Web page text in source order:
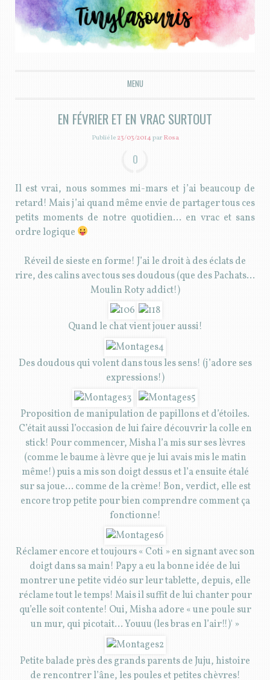
Tiny la souris
MENU
ALLER AU CONTENU PRINCIPAL
EN FÉVRIER ET EN VRAC SURTOUT
Publié le23/03/2014parRosa
0
Il est vrai, nous sommes mi-mars et j’ai beaucoup de
retard! Mais j’ai quand même envie de partager tous ces
petits moments de notre quotidien… en vrac et sans
ordre logique
Réveil de sieste en forme! J’ai le droit à des éclats de
rire, des calins avec tous ses doudous (que des Pachats…
Moulin Roty addict!)
Quand le chat vient jouer aussi!
Des doudous qui volent dans tous les sens! (j’adore ses
expressions!)
Proposition de manipulation de papillons et d’étoiles.
C’était aussi l’occasion de lui faire découvrir la colle en
stick! Pour commencer, Misha l’a mis sur ses lèvres
(comme le baume à lèvre que je lui avais mis le matin
même!) puis a mis son doigt dessus et l’a ensuite étalé
sur sa joue… comme de la crème! Bon, verdict, elle est
encore trop petite pour bien comprendre comment ça
fonctionne!
Réclamer encore et toujours « Coti » en signant avec son
doigt dans sa main! Papy a eu la bonne idée de lui
montrer une petite vidéo sur leur tablette, depuis, elle
réclame tout le temps! Mais il suffit de lui chanter pour
qu’elle soit contente! Oui, Misha adore « une poule sur
un mur, qui picotait… Youuu (les bras en l’air!!)' »
Petite balade près des grands parents de Juju, histoire
de rencontrer l’âne, les poules et petites chèvres!